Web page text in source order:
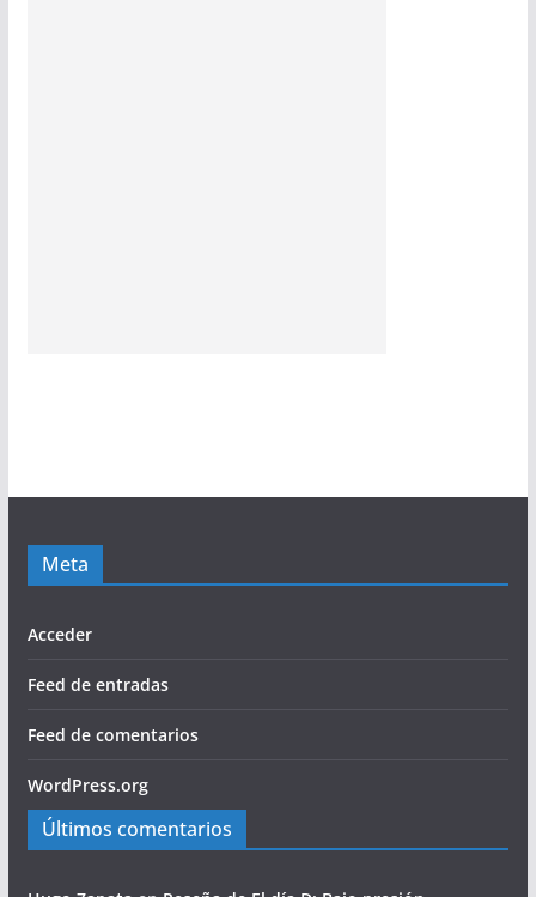
Meta
Acceder
Feed de entradas
Feed de comentarios
WordPress.org
Últimos comentarios